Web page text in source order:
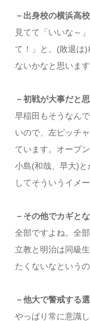
－出身校の横浜高
見てて「いいな～
て！」と。(敗退は
ないかなと思います
－初戦が大事だと
早稲田もそうなん
いので、左ピッチ
ています。オープ
小島(和哉、早大)
してそういうイメ
－その他でカギと
全部ですよね。全
立教と明治は同級
たくないなというの
－他大で警戒する
やっぱり常に意識